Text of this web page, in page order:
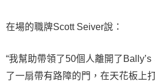
在場的職牌Scott Seiver說：
“我幫助帶領了50個人離開了
了一扇帶有路障的門，在天花板上